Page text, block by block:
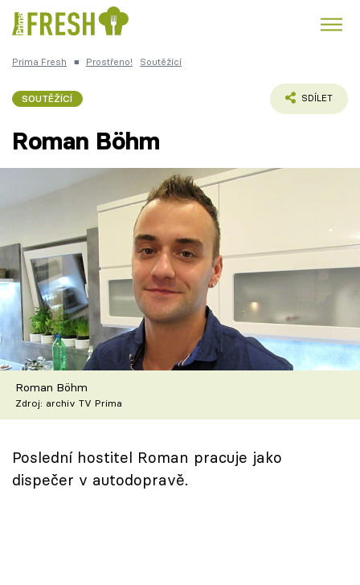
Česká kuchyně
Recepty
Články
TV Program
Škola vaření
Recepty z TV
Speciál: Cuketa
Těhotnej kuchař
Prima Fresh ■ Prostřeno! Soutěžící
SOUTĚŽÍCÍ SDÍLET
Roman Böhm
Roman Böhm
Zdroj: archiv TV Prima
Poslední hostitel Roman pracuje jako
dispečer v autodopravě.